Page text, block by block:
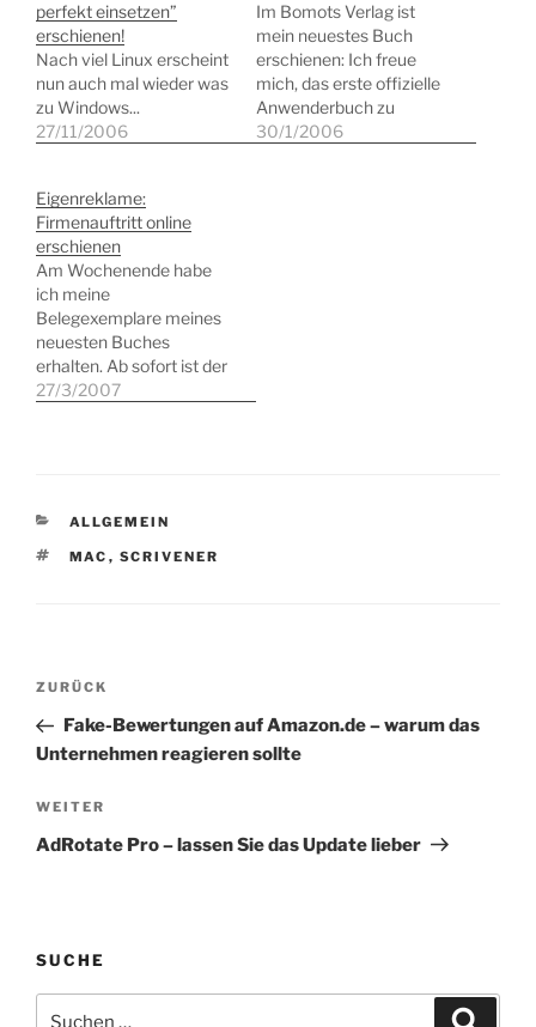
perfekt einsetzen”
erschienen!
Nach viel Linux erscheint
nun auch mal wieder was
zu Windows...
27/11/2006
Im Bomots Verlag ist
mein neuestes Buch
erschienen: Ich freue
mich, das erste offizielle
Anwenderbuch zu
Textmaker 2006
30/1/2006
Eigenreklame:
Firmenauftritt online
erschienen
Am Wochenende habe
ich meine
Belegexemplare meines
neuesten Buches
erhalten. Ab sofort ist der
Reihe â€žErfolgreich
komprimierter Form die
Lehren und Erfahrungen
Buch behandelt werden:
27/3/2007
KATEGORIEN
ALLGEMEIN
SCHLAGWÖRTER
MAC , SCRIVENER
Beitragsnavigation
Vorheriger
Beitrag
ZURÜCK
Fake-Bewertungen auf Amazon.de – warum das
Unternehmen reagieren sollte
Nächster
Beitrag
WEITER
AdRotate Pro – lassen Sie das Update lieber
SUCHE